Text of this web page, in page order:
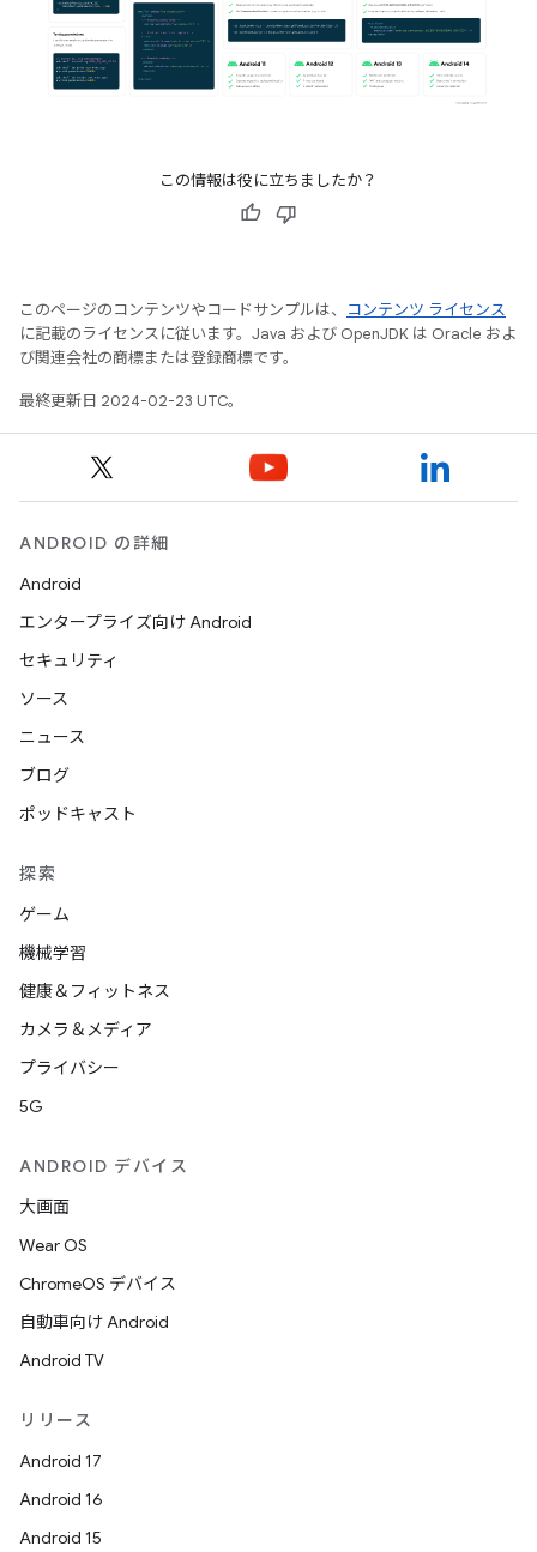
この情報は役に立ちましたか？
このページのコンテンツやコードサンプルは、
コンテンツ ライセンス
に記載のライセンスに従います。Java および OpenJDK は Oracle およ
び関連会社の商標または登録商標です。
最終更新日 2024-02-23 UTC。
ANDROID の詳細
Android
エンタープライズ向け Android
セキュリティ
ソース
ニュース
ブログ
ポッドキャスト
探索
ゲーム
機械学習
健康＆フィットネス
カメラ＆メディア
プライバシー
5G
ANDROID デバイス
大画面
Wear OS
ChromeOS デバイス
自動車向け Android
Android TV
リリース
Android 17
Android 16
Android 15